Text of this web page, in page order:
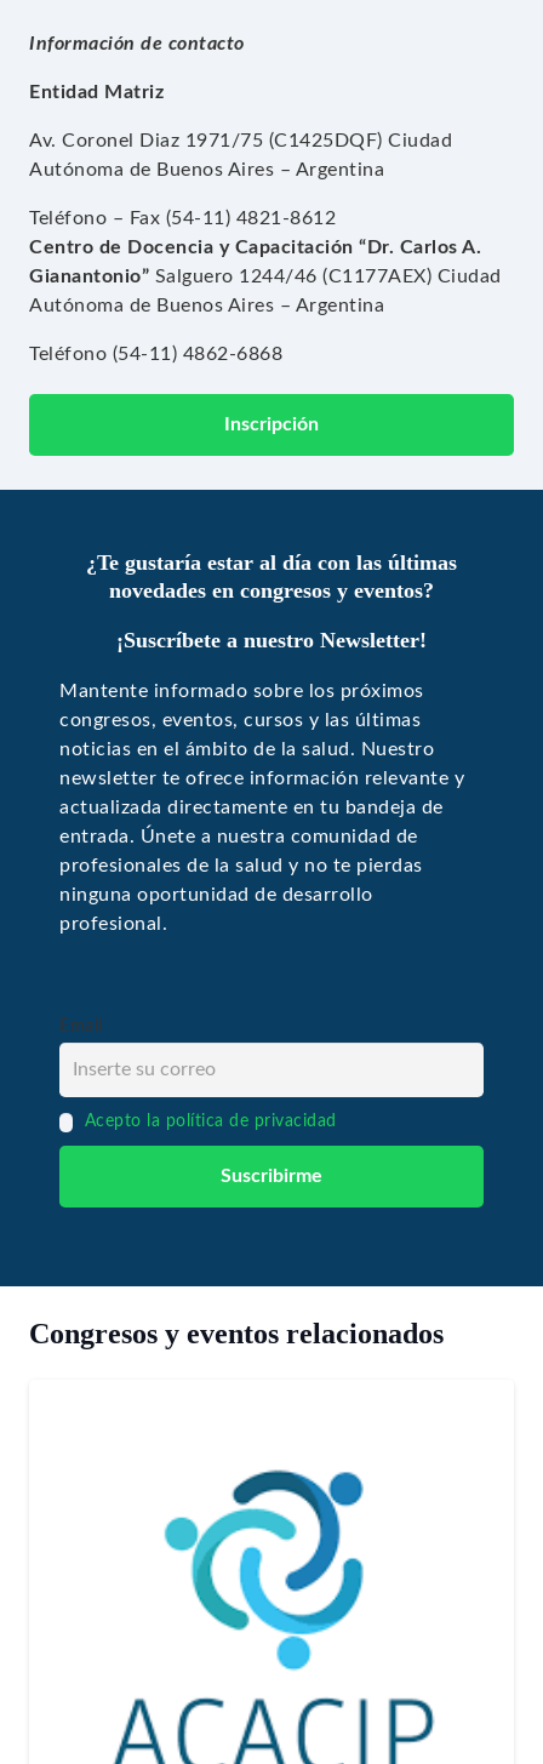
Información de contacto
Entidad Matriz
Av. Coronel Diaz 1971/75 (C1425DQF) Ciudad
Autónoma de Buenos Aires – Argentina
Teléfono – Fax (54-11) 4821-8612
Centro de Docencia y Capacitación “Dr. Carlos A.
Gianantonio” Salguero 1244/46 (C1177AEX) Ciudad
Autónoma de Buenos Aires – Argentina
Teléfono (54-11) 4862-6868
Inscripción
¿Te gustaría estar al día con las últimas
novedades en congresos y eventos?
¡Suscríbete a nuestro Newsletter!
Mantente informado sobre los próximos
congresos, eventos, cursos y las últimas
noticias en el ámbito de la salud. Nuestro
newsletter te ofrece información relevante y
actualizada directamente en tu bandeja de
entrada. Únete a nuestra comunidad de
profesionales de la salud y no te pierdas
ninguna oportunidad de desarrollo
profesional.
Email
Acepto la política de privacidad
Congresos y eventos relacionados